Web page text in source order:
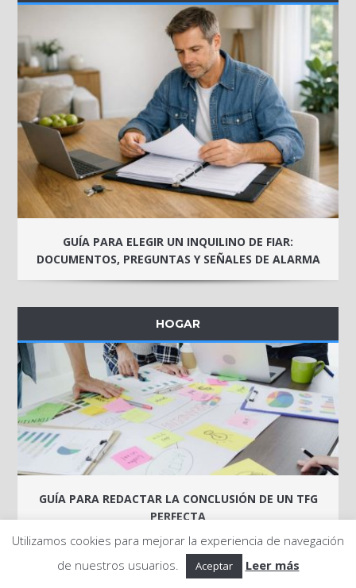
GUÍA PARA ELEGIR UN INQUILINO DE FIAR:
DOCUMENTOS, PREGUNTAS Y SEÑALES DE ALARMA
HOGAR
GUÍA PARA REDACTAR LA CONCLUSIÓN DE UN TFG
PERFECTA
HOGAR
Utilizamos cookies para mejorar la experiencia de navegación
de nuestros usuarios.
Aceptar Leer más